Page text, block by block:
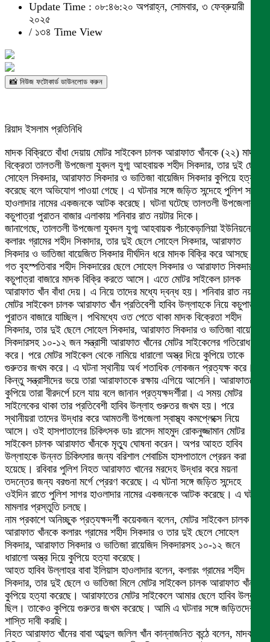
Update Time : ০৮:৪৬:২০ অপরাহ্ন, সোমবার, ৩ ফেব্রুয়ারী
২০২৫
/ ১৩৪ Time View
📸 নিউজ ফটোকার্ড ডাউনলোড করুন
রিয়াদ ইসলাম প্রতিনিধি
মাদক বিক্রিতে বাঁধা দেয়ায় মোটর সাইকেল চালক আরাফাত খাঁনকে (২২) মাদক
বিক্রেতা তালতলী উপজেলা যুবদল যুগ্ম আহবায়ক শহীদ সিকদার, তার দুই ছেলে
সোহেল সিকদার, আরাফাত সিকদার ও ভাতিজা বায়েজিদ সিকদার কুপিয়ে হত্যা
করেছে বলে অভিযোগ পাওয়া গেছে। এ ঘটনার সঙ্গে জড়িত সন্দেহে পুলিশ সাগর
হাওলাদার নামের একজনকে আটক করেছে। ঘটনা ঘটেছে তালতলী উপজেলার
কচুপাত্রা পুরাতন বাজার এলাকায় শনিবার রাত নয়টার দিকে।
জানাগেছে, তালতলী উপজেলা যুবদল যুগ্ম আহবায়ক পঁচাকেড়ালিয়া ইউনিয়নের
কলারং গ্রামের শহীদ সিকাদার, তার দুই ছেলে সোহেল সিকদার, আরাফাত
সিকদার ও ভাতিজা বায়েজিত সিকদার দীর্ঘদিন ধরে মাদক বিক্রি করে আসছে।
গত বৃহস্পতিবার শহীদ সিকদারের ছেলে সোহেল সিকদার ও আরাফাত সিকদার
কচুপাত্রা বাজারে মাদক বিক্রি করতে আসে। এতে মোটর সাইকেল চালক
আরাফাত খাঁন বাঁধা দেয়। এ নিয়ে তাদের মধ্যে দ্বন্ধ হয়। শনিবার রাত নয়টার
মোটর সাইকেল চালক আরাফাত খাঁন প্রতিবেশী হাবিব উল্লাহকে নিয়ে কচুপাত্রা
পুরাতন বাজারে যাচ্ছিল। পথিমধ্যে ওত পেতে থাকা মাদক বিক্রেতা শহীদ
সিকদার, তার দুই ছেলে সোহেল সিকদার, আরাফাত সিকদার ও ভাতিজা বায়েজিদ
সিকদারসহ ১০-১২ জন সন্ত্রাসী আরাফাত খাঁনের মোটর সাইকেলের গতিরোধ
করে। পরে মোটর সাইকেল থেকে নামিয়ে ধারালো অস্ত্র দিয়ে কুপিয়ে তাকে
গুরুতর জখম করে। এ ঘটনা স্থানীয় অর্ধ শতাধিক লোকজন প্রত্যক্ষ করে।
কিন্তু সন্ত্রাসীদের ভয়ে তারা আরাফাতকে রক্ষায় এগিয়ে আসেনি। আরাফাতকে
কুপিয়ে তারা বীরদর্পে চলে যায় বলে জানান প্রত্যক্ষদর্শীরা। এ সময় মোটর
সাইলেকের থাকা তার প্রতিবেশী হাবিব উল্লাহ গুরুতর জখম হয়। পরে
স্থানীয়রা তাদের উদ্ধার করে আমতলী উপজেলা স্বাস্থ্য কমপ্লেক্সে নিয়ে
আসে। ওই হাসপাতালের চিকিৎসক ডাঃ রাসেদ মাহমুদ রোকনুজ্জামান মোটর
সাইকেল চালক আরাফাত খাঁনকে মৃত্যু ঘোষনা করেন। অপর আহত হাবিব
উল্লাহকে উন্নত চিকিৎসার জন্য বরিশাল শেবাচিম হাসপাতালে প্রেরন করা
হয়েছে। রবিবার পুলিশ নিহত আরাফাত খানের মরদেহ উদ্ধার করে ময়না
তদন্তের জন্য বরগুনা মর্গে প্রেরণ করেছে। এ ঘটনা সঙ্গে জড়িত সন্দেহে
ওইদিন রাতে পুলিশ সাগর হাওলাদার নামের একজনকে আটক করেছে। এ ঘটনায়
মামলার প্রস্তুতি চলছে।
নাম প্রকাশে অনিচ্ছুক প্রত্যক্ষদর্শী কয়েকজন বলেন, মোটর সাইকেল চালক
আরাফাত খাঁনকে কলারং গ্রামের শহীদ সিকদার ও তার দুই ছেলে সোহেল
সিকদার, আরাফাত সিকদার ও ভাতিজা রায়েজিদ সিকদারসহ ১০-১২ জনে
ধারালো অস্ত্র দিয়ে কুপিয়ে হত্যা করেছে।
আহত হাবিব উল্লাহর বাবা ইলিয়াস হাওলাদার বলেন, কলারং গ্রামের শহীদ
সিকদার, তার দুই ছেলে ও ভাতিজা মিলে মোটর সাইকেল চালক আরাফাত খাঁনকে
কুপিয়ে হত্যা করেছে। আরাফাতের মোটর সাইকেলে আমার ছেলে হাবিব উল্লাহ
ছিল। তাকেও কুপিয়ে গুরুতর জখম করেছে। আমি এ ঘটনার সঙ্গে জড়িতদের
শাস্তি দাবী করছি।
নিহত আরাফাত খাঁনের বাবা আব্দুল জলিল খাঁন কান্নাজনিত কন্ঠে বলেন, মাদক